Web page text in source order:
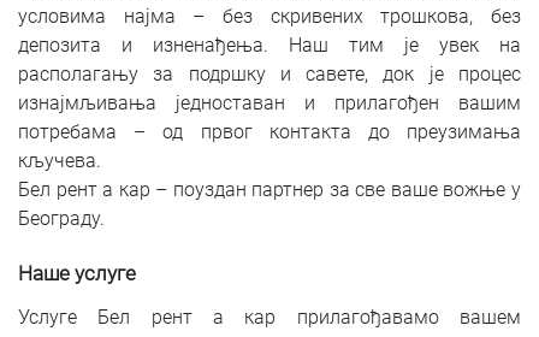
условима најма – без скривених трошкова, без
депозита и изненађења. Наш тим је увек на
располагању за подршку и савете, док је процес
изнајмљивања једноставан и прилагођен вашим
потребама – од првог контакта до преузимања
кључева.
Бел рент а кар – поуздан партнер за све ваше вожње у
Београду.
Наше услуге
Услуге Бел рент а кар прилагођавамо вашем